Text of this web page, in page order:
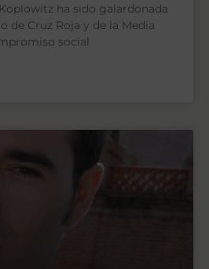
ha sido galardonada
de Cruz Roja y de la Media
social